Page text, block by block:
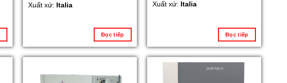
Xuất xứ: Italia
Đọc tiếp
Xuất xứ: Italia
Đọc tiếp